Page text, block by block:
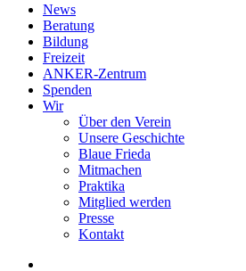
News
Beratung
Bildung
Freizeit
ANKER-Zentrum
Spenden
Wir
Über den Verein
Unsere Geschichte
Blaue Frieda
Mitmachen
Praktika
Mitglied werden
Presse
Kontakt